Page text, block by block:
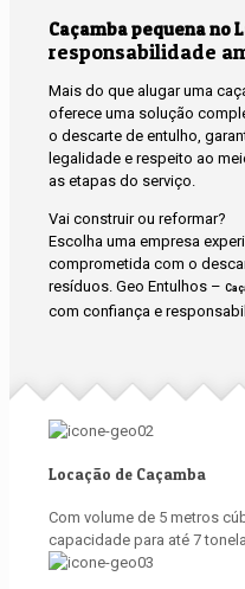
Caçamba pequena no
responsabilidade
Mais do que alugar uma
oferece uma solução
o descarte de entulho,
legalidade e respeito ao
as etapas do serviço.
Vai construir ou reformar?
Escolha uma empresa
comprometida com o
resíduos. Geo Entulhos –
com confiança e
Locação de Caçamba
Com volume de 5 metros
capacidade para até 7